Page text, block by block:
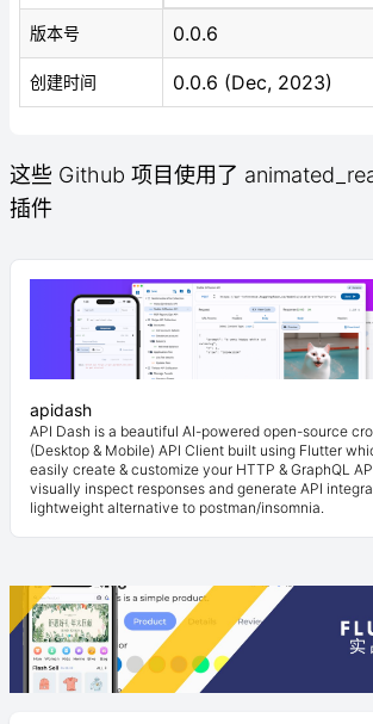
版本号 0.0.6
创建时间 0.0.6 (Dec, 2023)
这些 Github 项目使用了
插件
apidash
API Dash is a beautiful AI-powered open-source
(Desktop & Mobile) API Client built using Flutter
easily create & customize your HTTP & GraphQL
visually inspect responses and generate API
lightweight alternative to postman/insomnia.